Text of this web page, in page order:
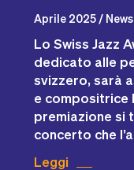
Aprile 2025 / News
Lo Swiss Jazz
dedicato alle
svizzero, sarà
e compositrice
premiazione si
concerto che
Leggi